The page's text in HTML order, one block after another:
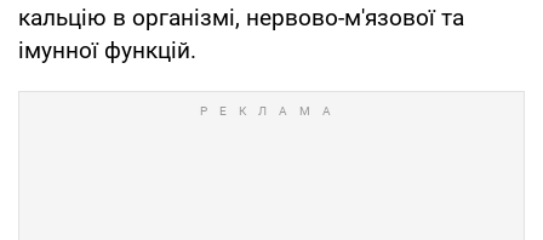
кальцію в організмі, нервово-м'язової та
імунної функцій.